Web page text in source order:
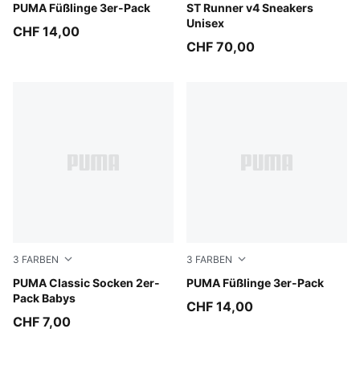
PUMA Füßlinge 3er-Pack
oatmeal
CHF 14,00
ST Runner v4 Sneakers
Unisex
PUMA Black-PUMA White
CHF 70,00
3 FARBEN
PUMA Classic Socken 2er-
Pack Babys
powder blue
CHF 7,00
3 FARBEN
PUMA Füßlinge 3er-Pack
white
CHF 14,00